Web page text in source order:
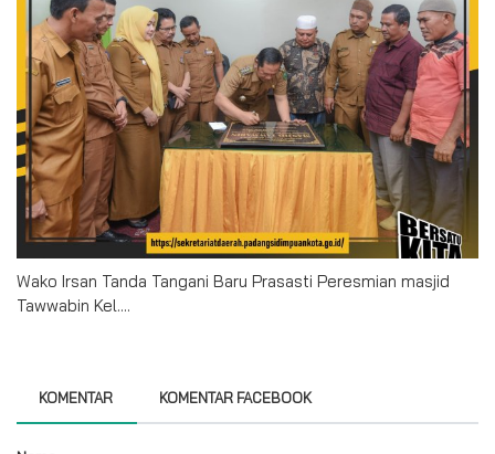
Wako Irsan Tanda Tangani Baru Prasasti Peresmian masjid
Tawwabin Kel....
KOMENTAR KOMENTAR FACEBOOK